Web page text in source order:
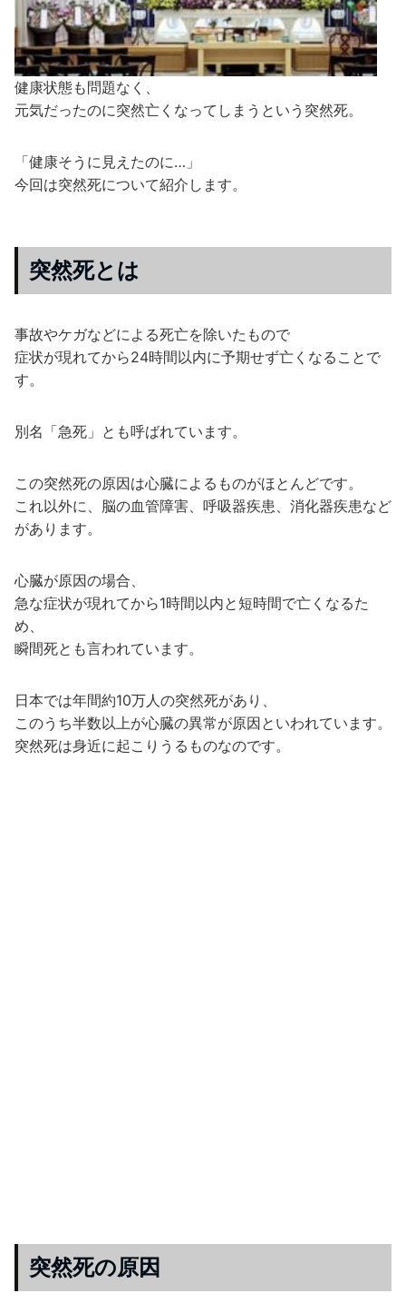
健康状態も問題なく、
元気だったのに突然亡くなってしまうという突然死。
「健康そうに見えたのに…」
今回は突然死について紹介します。
突然死とは
事故やケガなどによる死亡を除いたもので
症状が現れてから24時間以内に予期せず亡くなることで
す。
別名「急死」とも呼ばれています。
この突然死の原因は心臓によるものがほとんどです。
これ以外に、脳の血管障害、呼吸器疾患、消化器疾患など
があります。
心臓が原因の場合、
急な症状が現れてから1時間以内と短時間で亡くなるた
め、
瞬間死とも言われています。
日本では年間約10万人の突然死があり、
このうち半数以上が心臓の異常が原因といわれています。
突然死は身近に起こりうるものなのです。
突然死の原因